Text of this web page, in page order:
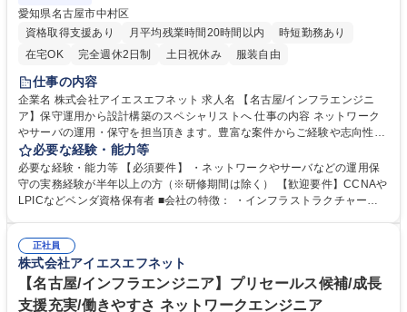
愛知県名古屋市中村区
資格取得支援あり
月平均残業時間20時間以内
時短勤務あり
在宅OK
完全週休2日制 土日祝休み 服装自由
仕事の内容
企業名 株式会社アイエスエフネット 求人名 【名古屋/インフラエンジニ
ア】保守運用から設計構築のスペシャリストへ 仕事の内容 ネットワーク
やサーバの運用・保守を担当頂きます。豊富な案件からご経験や志向性に
合わせたプロジェクトへアサインします。 【プロジェクト例】 ■SaaS型
監視サービスやWindowsサーバの維持運用 ■某銀行の勘定系システムの維
持保守（JP1/AJS等） ■AWSクラウド環境の運用保守 経験を積んでいただ
くことで、将来はネットワークやサーバの設計・構築など上流工程へチャ
ジニア】保守運用から設計構築のスペシャリストへ
必要な経験・能力等
必要な経験・能力等 【必須要件】 ・ネットワークやサーバなどの運用保
守の実務経験が半年以上の方（※研修期間は除く） 【歓迎要件】CCNAや
LPICなどベンダ資格保有者 ■会社の特徴： ・インフラストラクチャー企
クトが稼働しています。クライアントは、国内外大手メーカー、金融機
関、情報通信、商社、官公庁など上場企業を中心に常時600社を超えてい
ます。 学歴・資格 学歴：大学院 大学 高専 短大 専修学校 高校 語学力：
資格：
正社員
株式会社アイエスエフネット
【名古屋/インフラエンジニア】プリセールス候補/成長
支援充実/働きやすさ ネットワークエンジニア